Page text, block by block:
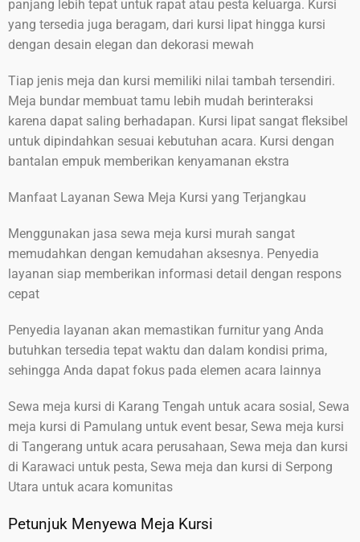
panjang lebih tepat untuk rapat atau pesta keluarga. Kursi
yang tersedia juga beragam, dari kursi lipat hingga kursi
dengan desain elegan dan dekorasi mewah
Tiap jenis meja dan kursi memiliki nilai tambah tersendiri.
Meja bundar membuat tamu lebih mudah berinteraksi
karena dapat saling berhadapan. Kursi lipat sangat fleksibel
untuk dipindahkan sesuai kebutuhan acara. Kursi dengan
bantalan empuk memberikan kenyamanan ekstra
Manfaat Layanan Sewa Meja Kursi yang Terjangkau
Menggunakan jasa sewa meja kursi murah sangat
memudahkan dengan kemudahan aksesnya. Penyedia
layanan siap memberikan informasi detail dengan respons
cepat
Penyedia layanan akan memastikan furnitur yang Anda
butuhkan tersedia tepat waktu dan dalam kondisi prima,
sehingga Anda dapat fokus pada elemen acara lainnya
Sewa meja kursi di Karang Tengah untuk acara sosial, Sewa
meja kursi di Pamulang untuk event besar, Sewa meja kursi
di Tangerang untuk acara perusahaan, Sewa meja dan kursi
di Karawaci untuk pesta, Sewa meja dan kursi di Serpong
Utara untuk acara komunitas
Petunjuk Menyewa Meja Kursi